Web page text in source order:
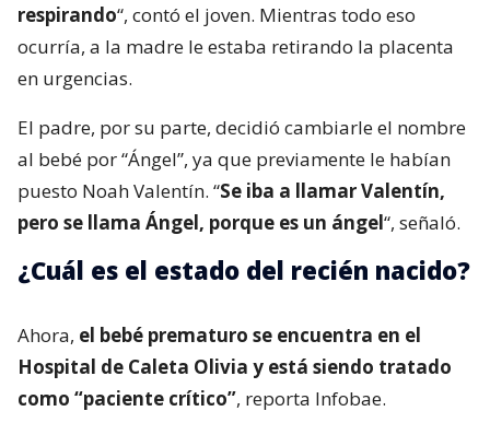
respirando“, contó el joven. Mientras todo eso
ocurría, a la madre le estaba retirando la placenta
en urgencias.
El padre, por su parte, decidió cambiarle el nombre
al bebé por “Ángel”, ya que previamente le habían
puesto Noah Valentín. “Se iba a llamar Valentín,
pero se llama Ángel, porque es un ángel“, señaló.
¿Cuál es el estado del recién nacido?
Ahora, el bebé prematuro se encuentra en el
Hospital de Caleta Olivia y está siendo tratado
como “paciente crítico”, reporta Infobae.